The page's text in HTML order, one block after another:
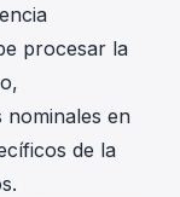
procesar la
nominales en
de la